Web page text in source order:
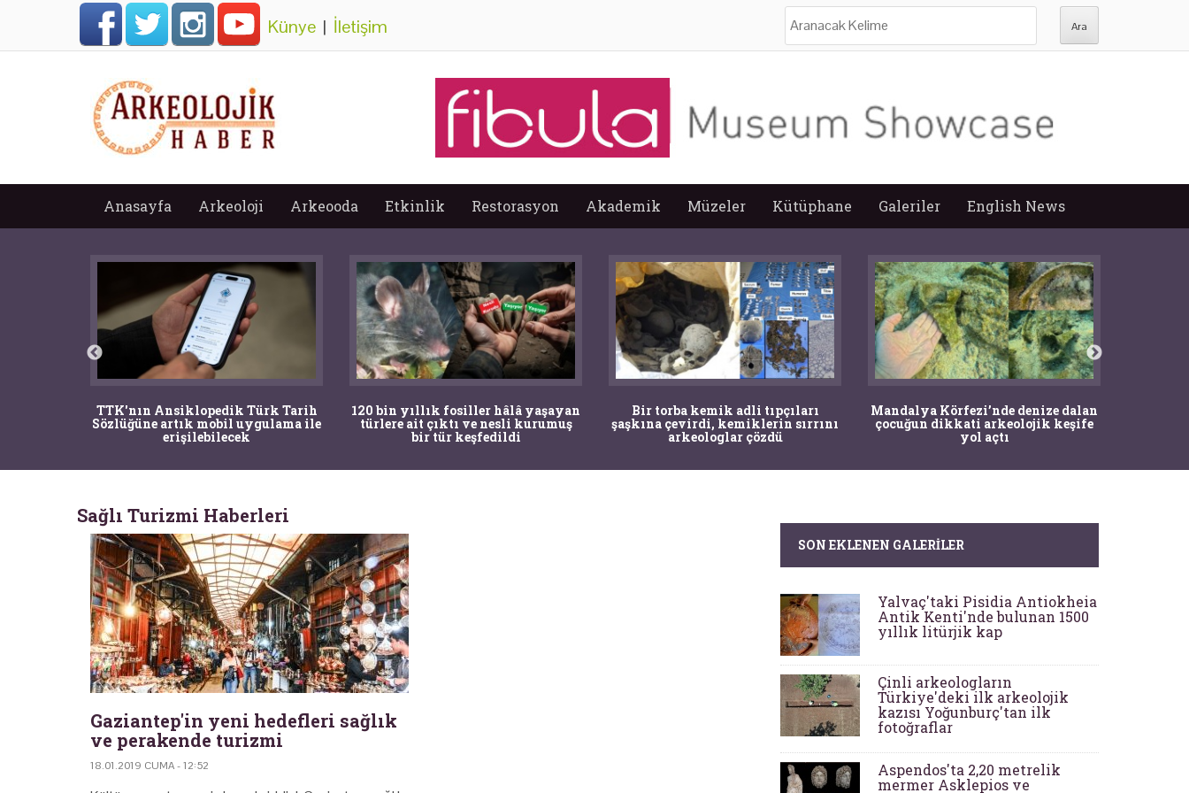
Künye | İletişim
Anasayfa Arkeoloji Arkeooda Etkinlik Restorasyon Akademik Müzeler Kütüphane Galeriler English News
TTK'nın Ansiklopedik Türk Tarih
Sözlüğüne artık mobil uygulama ile
erişilebilecek
120 bin yıllık fosiller hâlâ yaşayan
türlere ait çıktı ve nesli kurumuş
bir tür keşfedildi
Bir torba kemik adli tıpçıları
şaşkına çevirdi, kemiklerin sırrını
arkeologlar çözdü
Mandalya Körfezi’nde denize dalan
çocuğun dikkati arkeolojik keşife
yol açtı
Sağlı Turizmi Haberleri
Gaziantep'in yeni hedefleri sağlık
ve perakende turizmi
18.01.2019 CUMA - 12:52
SON EKLENEN GALERILER
Yalvaç'taki Pisidia Antiokheia
Antik Kenti'nde bulunan 1500
yıllık litürjik kap
Çinli arkeologların
Türkiye'deki ilk arkeolojik
kazısı Yoğunburç'tan ilk
fotoğraflar
Aspendos'ta 2,20 metrelik
mermer Asklepios ve